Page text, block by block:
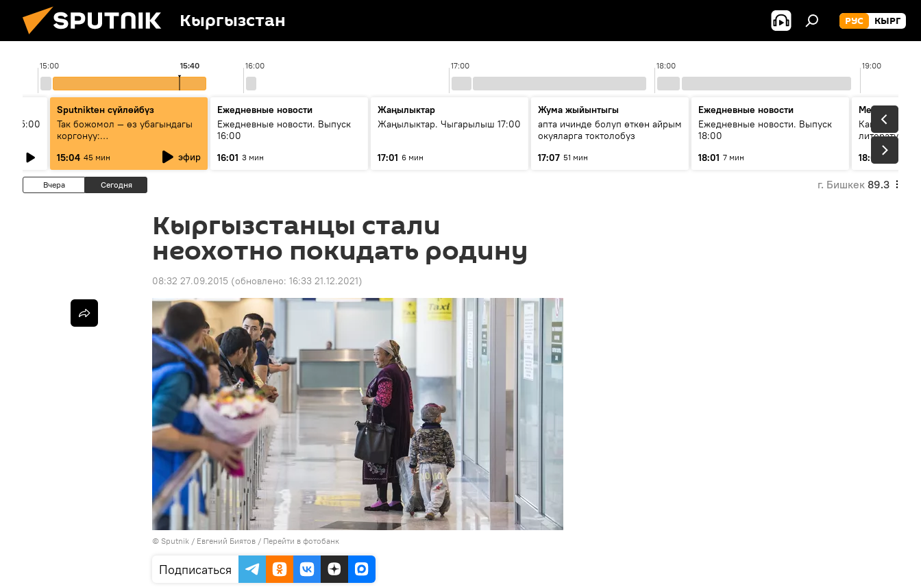
Кыргызстан РУС КЫРГ
15:00 16:00 17:00 18:00 19:00
15:40
15:00
Sputnikteн сүйлөйбүз
Так божомол — өз убагындагы
коргонуу:
гидрометеорологиялык кызмат
кантип өркүндөтүлүүдө
15:04 45 мин эфир
Ежедневные новости
Ежедневные новости. Выпуск
16:00
16:01 3 мин
Жаңылыктар
Жаңылыктар. Чыгарылыш 17:00
17:01 6 мин
Жума жыйынтыгы
апта ичинде болуп өткөн айрым
окуяларга токтолобуз
17:07 51 мин
Ежедневные новости
Ежедневные новости. Выпуск
18:00
18:01 7 мин
Между строк
Как кошки
литературу
18:08
Вчера Сегодня г. Бишкек 89.3
Кыргызстанцы стали
неохотно покидать родину
08:32 27.09.2015 (обновлено: 16:33 21.12.2021)
© Sputnik / Евгений Биятов / Перейти в фотобанк
Подписаться